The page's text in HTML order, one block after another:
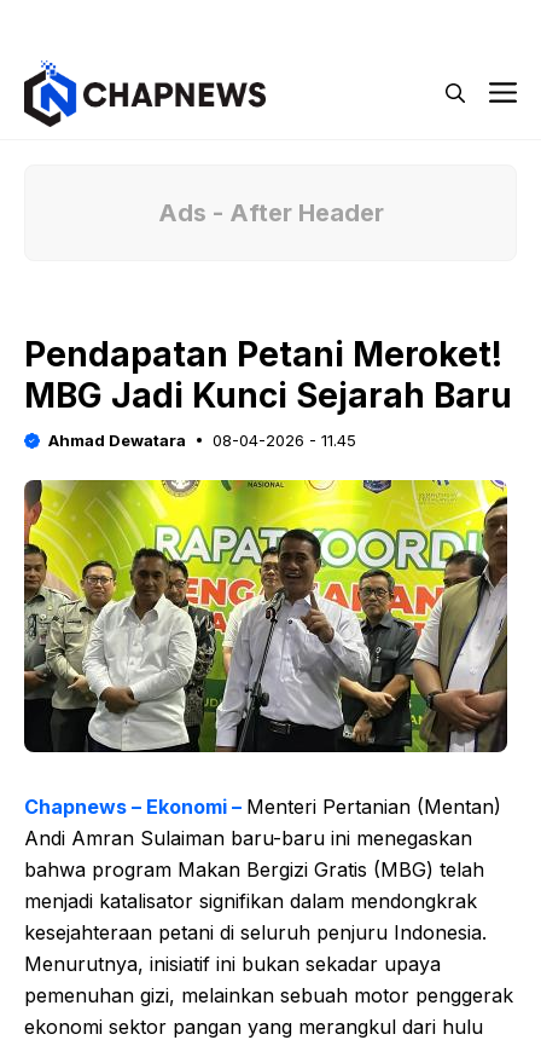
Ads - After Header
Pendapatan Petani Meroket!
MBG Jadi Kunci Sejarah Baru
Ahmad Dewatara 08-04-2026 - 11.45
Chapnews – Ekonomi – Menteri Pertanian (Mentan)
Andi Amran Sulaiman baru-baru ini menegaskan
bahwa program Makan Bergizi Gratis (MBG) telah
menjadi katalisator signifikan dalam mendongkrak
kesejahteraan petani di seluruh penjuru Indonesia.
Menurutnya, inisiatif ini bukan sekadar upaya
pemenuhan gizi, melainkan sebuah motor penggerak
ekonomi sektor pangan yang merangkul dari hulu